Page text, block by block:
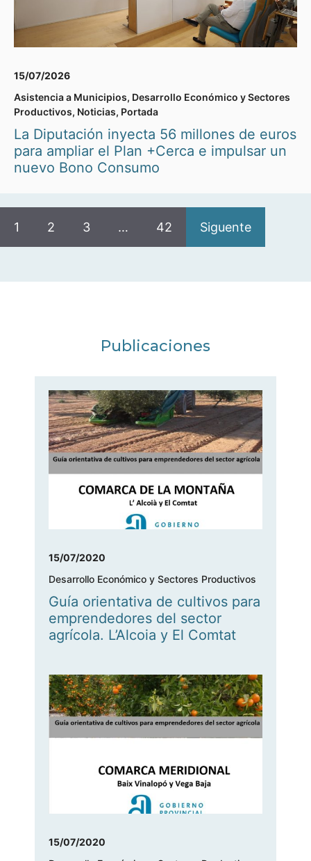
15/07/2026
Asistencia a Municipios, Desarrollo Económico y Sectores
Productivos, Noticias, Portada
La Diputación inyecta 56 millones de euros
para ampliar el Plan +Cerca e impulsar un
nuevo Bono Consumo
1 2 3 … 42 Siguente
Publicaciones
15/07/2020
Desarrollo Económico y Sectores Productivos
Guía orientativa de cultivos para
emprendedores del sector
agrícola. L’Alcoia y El Comtat
15/07/2020